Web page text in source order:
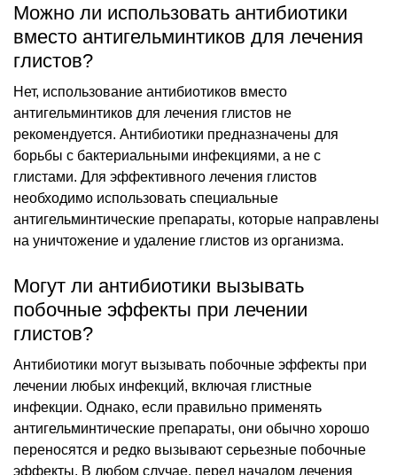
Можно ли использовать антибиотики
вместо антигельминтиков для лечения
глистов?
Нет, использование антибиотиков вместо
антигельминтиков для лечения глистов не
рекомендуется. Антибиотики предназначены для
борьбы с бактериальными инфекциями, а не с
глистами. Для эффективного лечения глистов
необходимо использовать специальные
антигельминтические препараты, которые направлены
на уничтожение и удаление глистов из организма.
Могут ли антибиотики вызывать
побочные эффекты при лечении
глистов?
Антибиотики могут вызывать побочные эффекты при
лечении любых инфекций, включая глистные
инфекции. Однако, если правильно применять
антигельминтические препараты, они обычно хорошо
переносятся и редко вызывают серьезные побочные
эффекты. В любом случае, перед началом лечения